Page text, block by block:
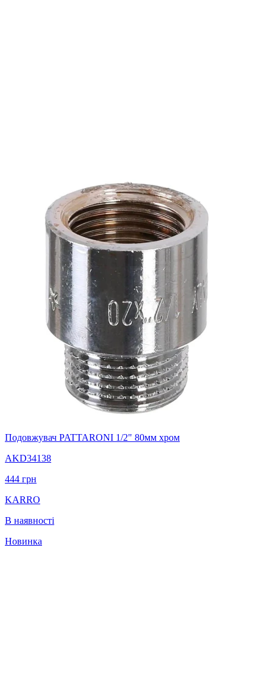
Подовжувач PATTARONI 1/2" 80мм хром
AKD34138
444 грн
KARRO
В наявності
Новинка